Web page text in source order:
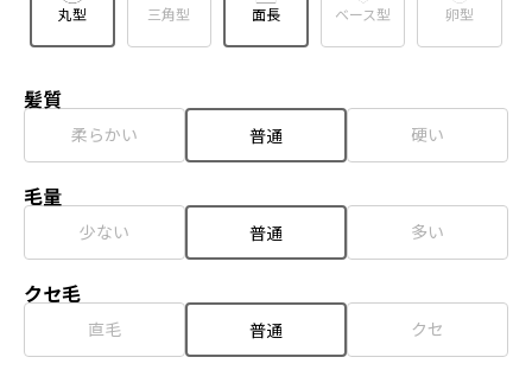
丸型 三角型 面長 ベース型 卵型
髪質
柔らかい 普通 硬い
毛量
少ない 普通 多い
クセ毛
直毛 普通 クセ